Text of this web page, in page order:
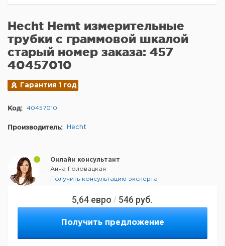
5,64 евро / 546 руб.
Получить предложение
Hecht Hemt измерительные
трубки с граммовой шкалой
старый номер заказа: 457
40457010
Гарантия 1 год
Код: 40457010
Производитель: Hecht
Онлайн консультант
Анна Головацкая
Получить консультацию эксперта